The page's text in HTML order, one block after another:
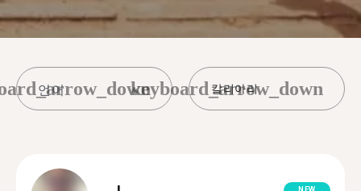
칼리아리
keyboard_arrow_down